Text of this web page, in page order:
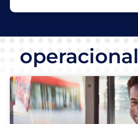
operacional